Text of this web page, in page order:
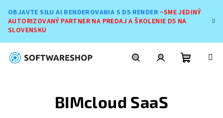
obsah
OBJAVTE SILU AI RENDEROVANIA S D5 RENDER −SME JEDINÝ
AUTORIZOVANÝ PARTNER NA PREDAJ A ŠKOLENIE D5 NA
SLOVENSKU
BIMcloud SaaS